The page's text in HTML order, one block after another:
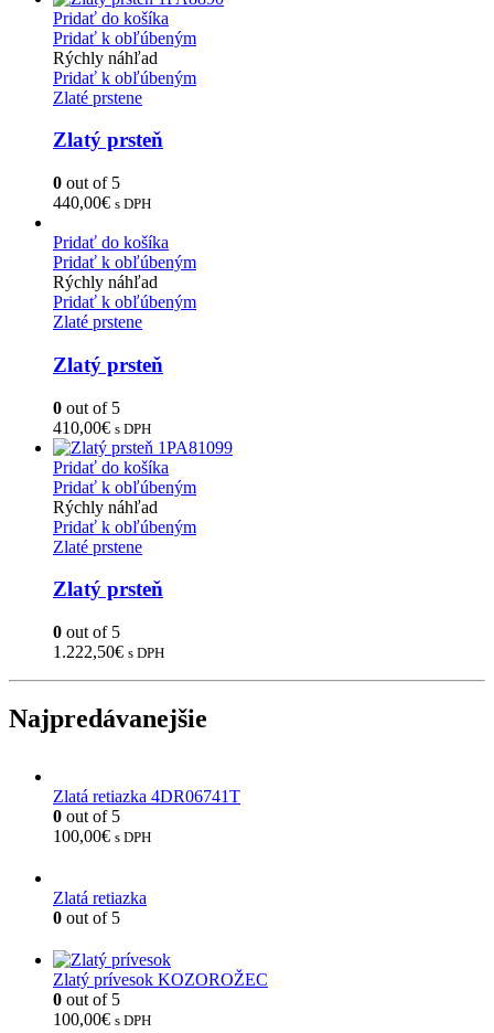
Pridať do košíka
Pridať k obľúbeným
Rýchly náhľad
Pridať k obľúbeným
Zlaté prstene
Zlatý prsteň
0 out of 5
440,00€ s DPH
Pridať do košíka
Pridať k obľúbeným
Rýchly náhľad
Pridať k obľúbeným
Zlaté prstene
Zlatý prsteň
0 out of 5
410,00€ s DPH
Pridať do košíka
Pridať k obľúbeným
Rýchly náhľad
Pridať k obľúbeným
Zlaté prstene
Zlatý prsteň
0 out of 5
1.222,50€ s DPH
Najpredávanejšie
Zlatá retiazka 4DR06741T
0 out of 5
100,00€ s DPH
Zlatá retiazka
0 out of 5
Zlatý prívesok KOZOROŽEC
0 out of 5
100,00€ s DPH